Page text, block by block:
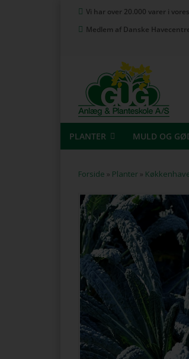
Vi har over 20.000 varer i
Medlem af Danske
PLANTER MULD OG
Forside » Planter »